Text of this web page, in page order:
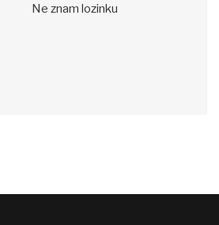
Ne znam lozinku